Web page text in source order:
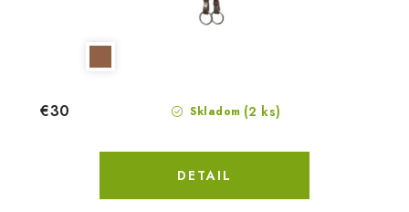
Skladom (2 ks)
€30
DETAIL